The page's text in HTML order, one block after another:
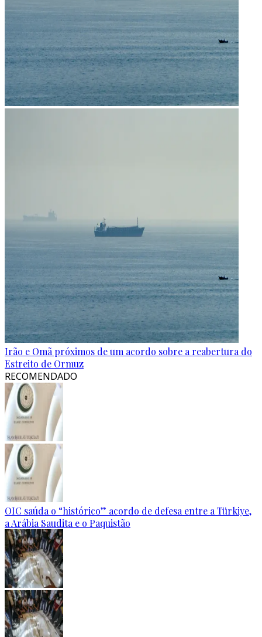
Irão e Omã próximos de um acordo sobre a reabertura do
Estreito de Ormuz
RECOMENDADO
OIC saúda o “histórico” acordo de defesa entre a Türkiye,
a Arábia Saudita e o Paquistão